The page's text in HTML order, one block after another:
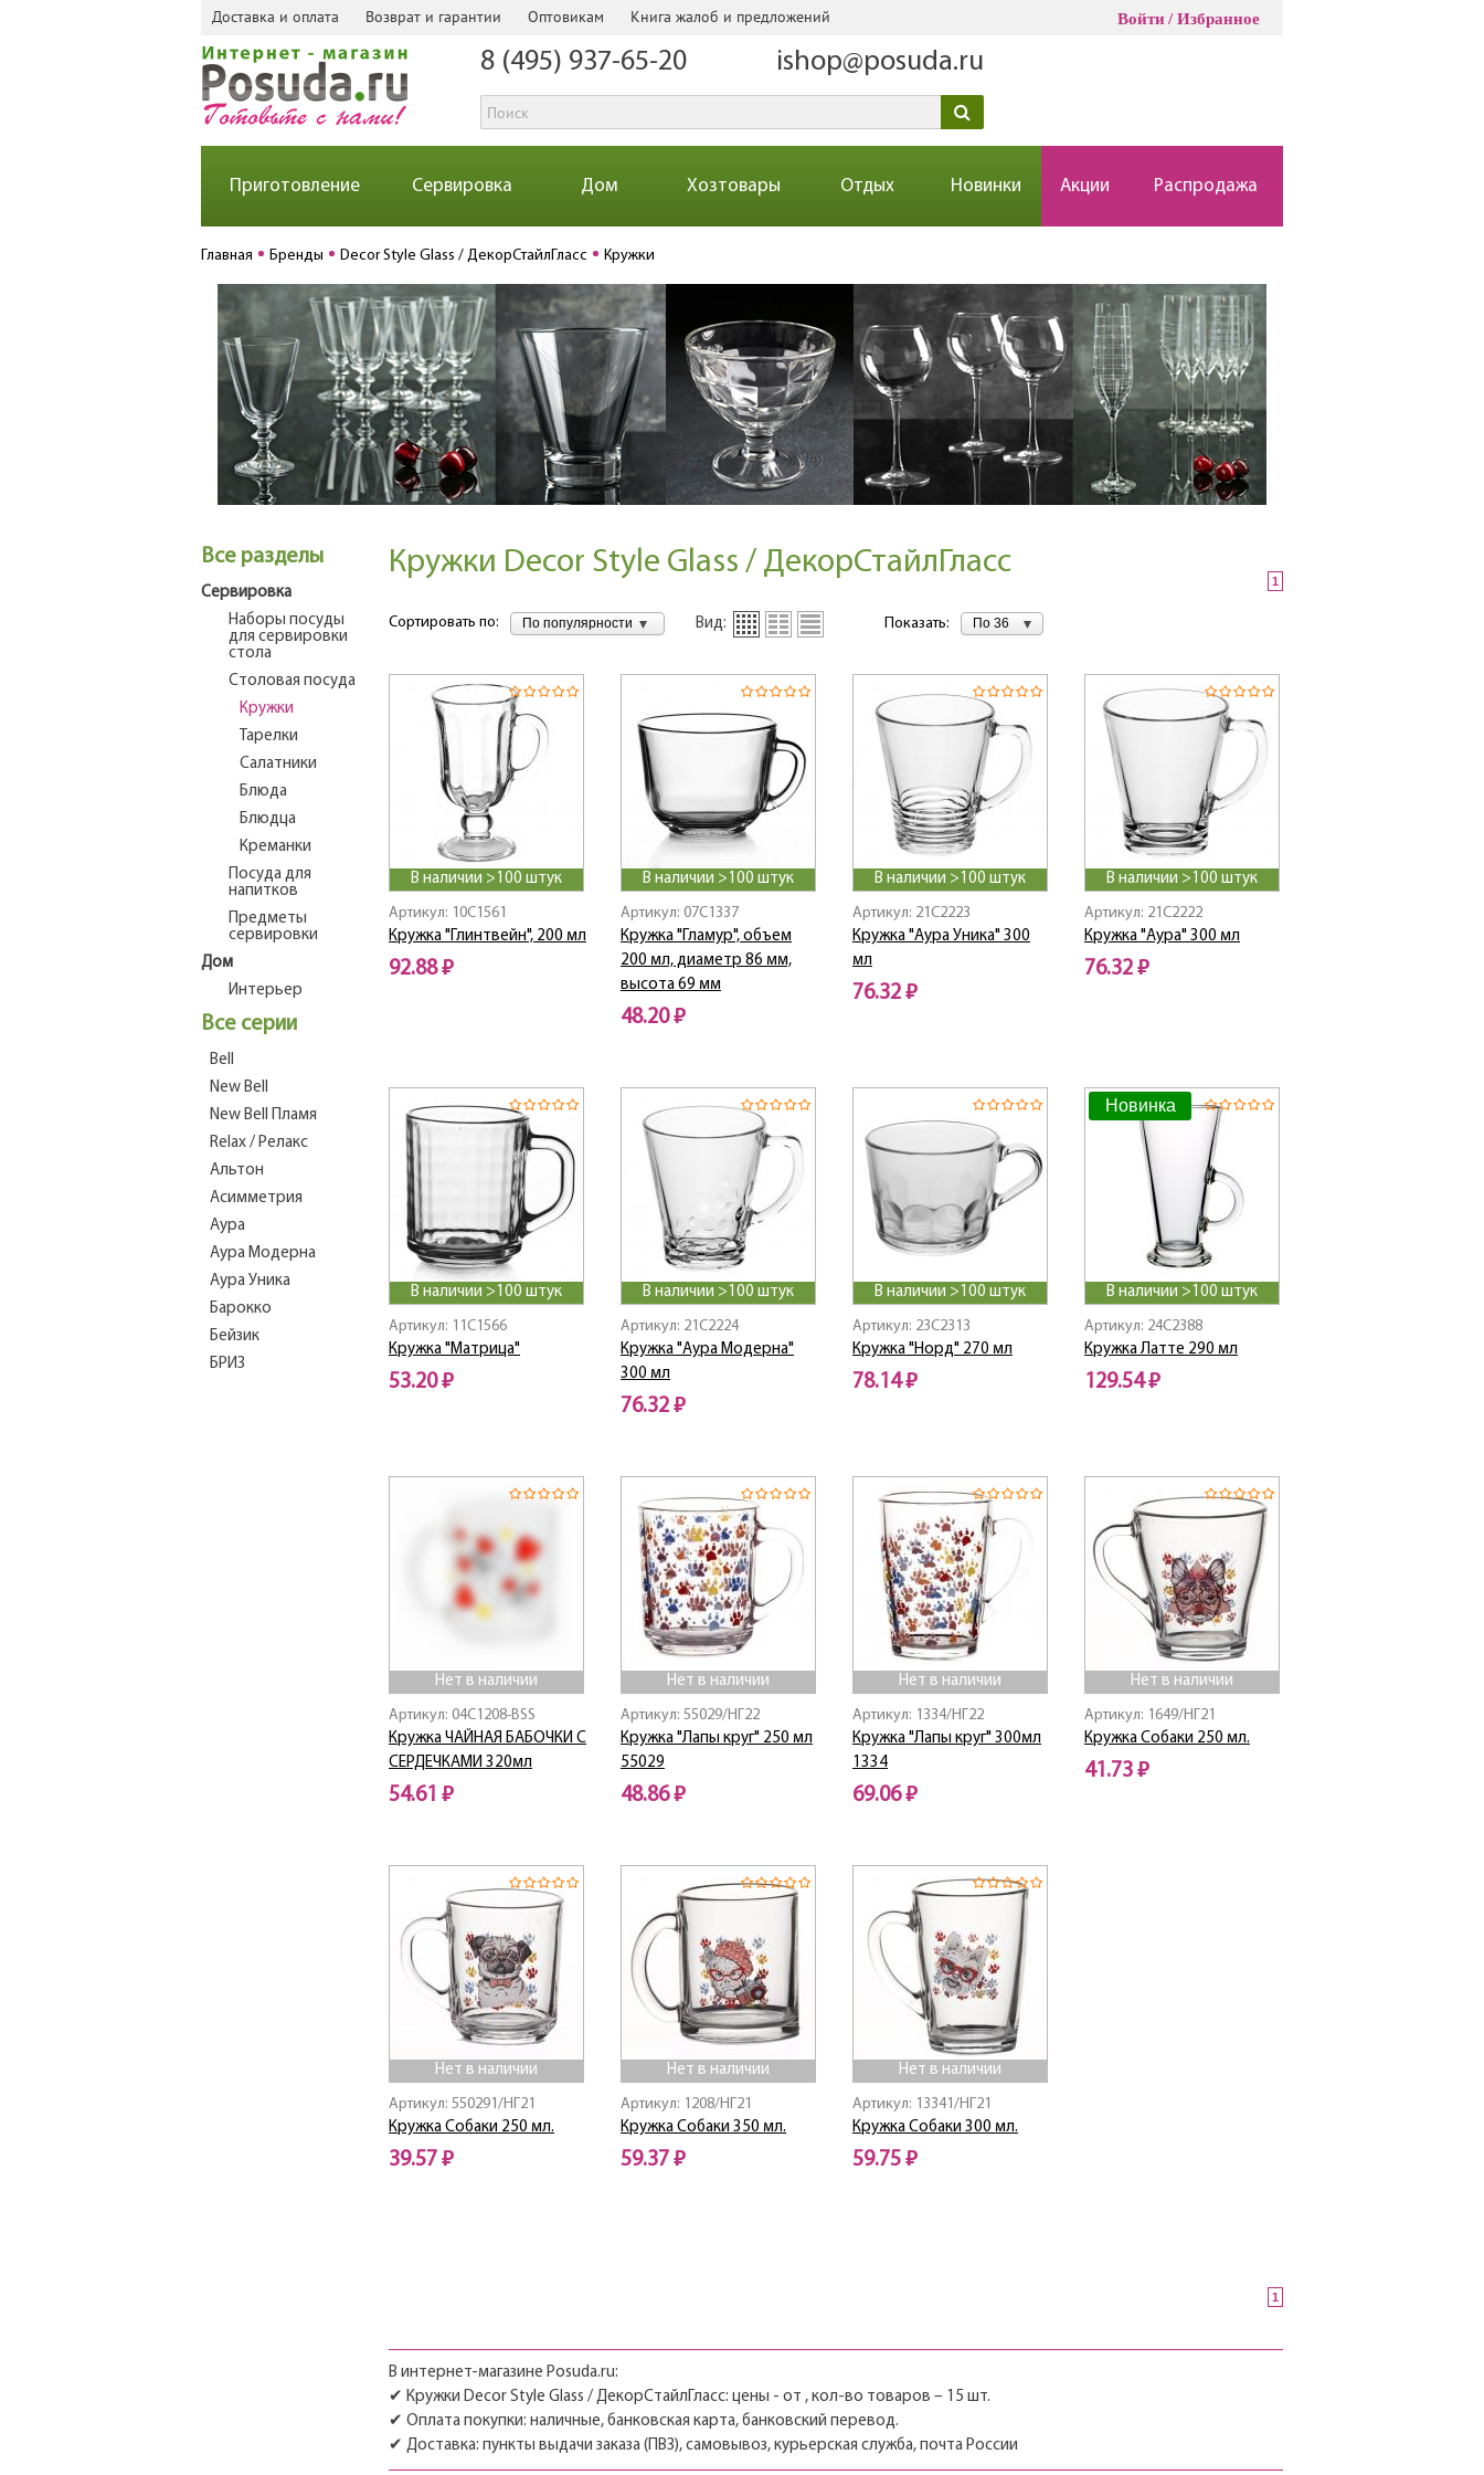
Доставка и оплата Возврат и гарантии Оптовикам Книга жалоб и предложений Войти Избранное
8 (495) 937-65-20 ishop@posuda.ru
Приготовление Сервировка Дом Хозтовары Отдых Новинки Акции Распродажа
Главная Бренды Decor Style Glass / ДекорСтайлГласс Кружки
Все разделы
Сервировка
Наборы посуды
для сервировки
стола
Столовая посуда
Кружки
Тарелки
Салатники
Блюда
Блюдца
Креманки
Посуда для
напитков
Предметы
сервировки
Дом
Интерьер
Все серии
Bell
New Bell
New Bell Пламя
Relax / Релакс
Альтон
Асимметрия
Аура
Аура Модерна
Аура Уника
Барокко
Бейзик
БРИЗ
Кружки Decor Style Glass / ДекорСтайлГласс
1
Сортировать по: По популярности Вид: Показать: По 36
В наличии >100 штук
Артикул: 10C1561
Кружка "Глинтвейн", 200 мл
92.88 ₽
В наличии >100 штук
Артикул: 07C1337
Кружка "Гламур", объем
200 мл, диаметр 86 мм,
высота 69 мм
48.20 ₽
В наличии >100 штук
Артикул: 21C2223
Кружка "Аура Уника" 300
мл
76.32 ₽
В наличии >100 штук
Артикул: 21C2222
Кружка "Аура" 300 мл
76.32 ₽
В наличии >100 штук
Артикул: 11C1566
Кружка "Матрица"
53.20 ₽
В наличии >100 штук
Артикул: 21C2224
Кружка "Аура Модерна"
300 мл
76.32 ₽
В наличии >100 штук
Артикул: 23C2313
Кружка "Норд" 270 мл
78.14 ₽
Новинка
В наличии >100 штук
Артикул: 24C2388
Кружка Латте 290 мл
129.54 ₽
Нет в наличии
Артикул: 04C1208-BSS
Кружка ЧАЙНАЯ БАБОЧКИ С
СЕРДЕЧКАМИ 320мл
54.61 ₽
Нет в наличии
Артикул: 55029/НГ22
Кружка "Лапы круг" 250 мл
55029
48.86 ₽
Нет в наличии
Артикул: 1334/НГ22
Кружка "Лапы круг" 300мл
1334
69.06 ₽
Нет в наличии
Артикул: 1649/НГ21
Кружка Собаки 250 мл.
41.73 ₽
Нет в наличии
Артикул: 550291/НГ21
Кружка Собаки 250 мл.
39.57 ₽
Нет в наличии
Артикул: 1208/НГ21
Кружка Собаки 350 мл.
59.37 ₽
Нет в наличии
Артикул: 13341/НГ21
Кружка Собаки 300 мл.
59.75 ₽
1
В интернет-магазине Posuda.ru:
✔ Кружки Decor Style Glass / ДекорСтайлГласс: цены - от , кол-во товаров – 15 шт.
✔ Оплата покупки: наличные, банковская карта, банковский перевод.
✔ Доставка: пункты выдачи заказа (ПВЗ), самовывоз, курьерская служба, почта России